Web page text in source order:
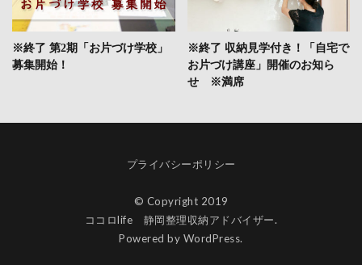
※終了 第2期「お片づけ学校」
募集開始！
※終了 収納見学付き！「自宅で
お片づけ講座」開催のお知ら
せ ※満席
プライバシーポリシー
© Copyright 2019
ココロlife 静岡整理収納アドバイザー.
Powered by WordPress.